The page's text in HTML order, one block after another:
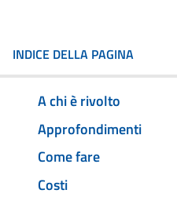
INDICE DELLA PAGINA
A chi è rivolto
Approfondimenti
Come fare
Costi